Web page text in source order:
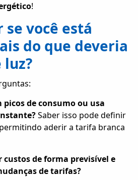
!
se você está
do que deveria
luz?
picos de consumo ou usa
Saber isso pode definir
aderir a tarifa branca
custos de forma previsível e
de tarifas?